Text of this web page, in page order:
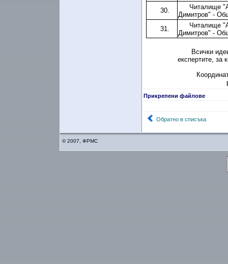
30.
Читалище
Димитров" -
31.
Читалище
Димитров" -
Всички
експертите, за
Прикрепени файлове
Обратно в списъка
© 2007, ФРМС